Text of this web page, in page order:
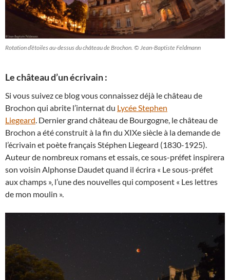
Rotation d’étoiles au-dessus du château de Brochon. © Jean-Baptiste Feldmann
Le château d’un écrivain :
Si vous suivez ce blog vous connaissez déjà le château de
Brochon qui abrite l’internat du Lycée Stephen
Liegeard. Dernier grand château de Bourgogne, le château de
Brochon a été construit à la fin du XIXe siècle à la demande de
l’écrivain et poète français Stéphen Liegeard (1830-1925).
Auteur de nombreux romans et essais, ce sous-préfet inspirera
son voisin Alphonse Daudet quand il écrira « Le sous-préfet
aux champs », l’une des nouvelles qui composent « Les lettres
de mon moulin ».